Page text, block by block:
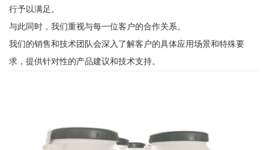
行予以满足。
与此同时，我们重视与每一位客户的合作关系。
我们的销售和技术团队会深入了解客户的具体应用场景和特殊要
求，提供针对性的产品建议和技术支持。